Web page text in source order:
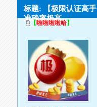
标题: 【极限认证高
准确率极高。
【啦啦啦啦哈】